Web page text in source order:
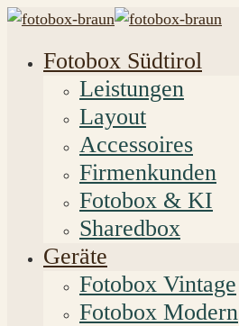
Fotobox Südtirol
Leistungen
Layout
Accessoires
Firmenkunden
Fotobox & KI
Sharedbox
Geräte
Fotobox Vintage
Fotobox Modern